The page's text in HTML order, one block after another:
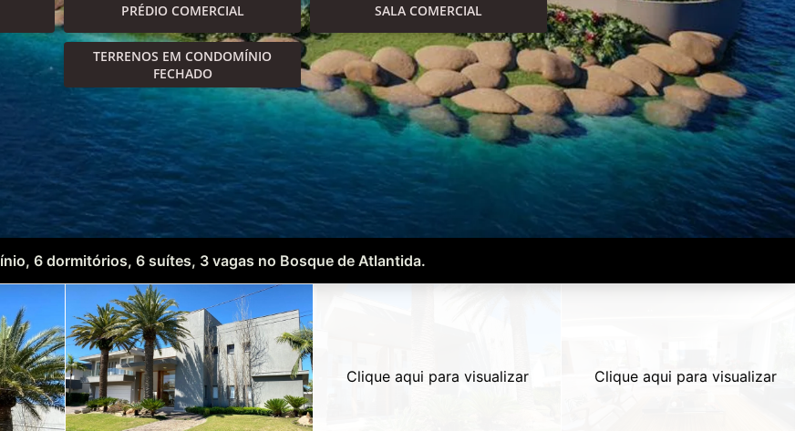
PRÉDIO COMERCIAL SALA COMERCIAL
TERRENOS EM CONDOMÍNIO
FECHADO
6 dormitórios, 6 suítes, 3 vagas no Bosque de Atlantida.
Clique aqui para visualizar Clique aqui para visualizar